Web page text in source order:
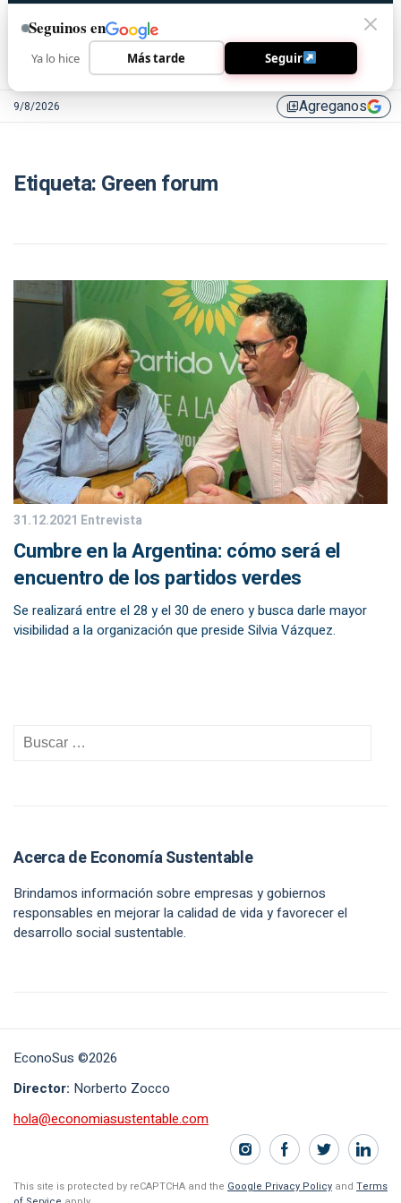
9/8/2026 library_addAgreganos
Etiqueta: Green forum
31.12.2021 Entrevista
Cumbre en la Argentina: cómo será el
encuentro de los partidos verdes
Se realizará entre el 28 y el 30 de enero y busca darle mayor
visibilidad a la organización que preside Silvia Vázquez.
Acerca de Economía Sustentable
Brindamos información sobre empresas y gobiernos
responsables en mejorar la calidad de vida y favorecer el
desarrollo social sustentable.
EconoSus ©2026
Director: Norberto Zocco
hola@economiasustentable.com
This site is protected by reCAPTCHA and the Google Privacy Policy and Terms
Seguinos en
Ya lo hice Más tarde Seguir